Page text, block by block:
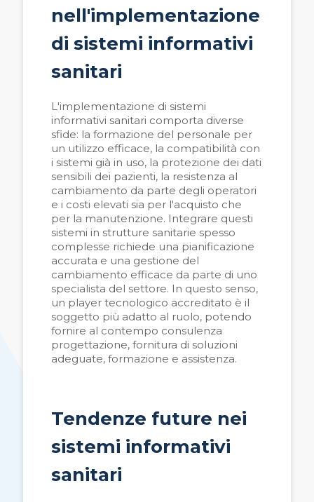
nell'implementazione
di sistemi informativi
sanitari
L'implementazione di sistemi
informativi sanitari comporta diverse
sfide: la formazione del personale per
un utilizzo efficace, la compatibilità con
i sistemi già in uso, la protezione dei dati
sensibili dei pazienti, la resistenza al
cambiamento da parte degli operatori
e i costi elevati sia per l'acquisto che
per la manutenzione. Integrare questi
sistemi in strutture sanitarie spesso
complesse richiede una pianificazione
accurata e una gestione del
cambiamento efficace da parte di uno
specialista del settore. In questo senso,
un player tecnologico accreditato è il
soggetto più adatto al ruolo, potendo
fornire al contempo consulenza
progettazione, fornitura di soluzioni
adeguate, formazione e assistenza.
Tendenze future nei
sistemi informativi
sanitari